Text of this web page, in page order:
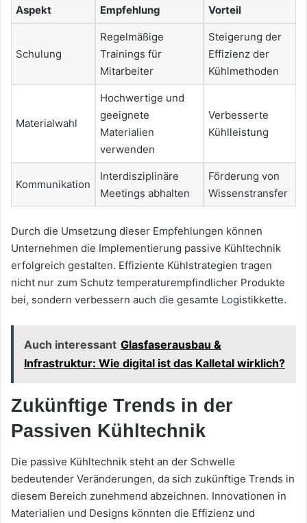
Aspekt Empfehlung Vorteil
Schulung
Regelmäßige
Trainings für
Mitarbeiter
Steigerung der
Effizienz der
Kühlmethoden
Materialwahl
Hochwertige und
geeignete
Materialien
verwenden
Verbesserte
Kühlleistung
Kommunikation
Interdisziplinäre
Meetings abhalten
Förderung von
Wissenstransfer
Durch die Umsetzung dieser Empfehlungen können
Unternehmen die Implementierung passive Kühltechnik
erfolgreich gestalten. Effiziente Kühlstrategien tragen
nicht nur zum Schutz temperaturempfindlicher Produkte
bei, sondern verbessern auch die gesamte Logistikkette.
Auch interessant Glasfaserausbau &
Infrastruktur: Wie digital ist das Kalletal wirklich?
Zukünftige Trends in der
Passiven Kühltechnik
Die passive Kühltechnik steht an der Schwelle
bedeutender Veränderungen, da sich zukünftige Trends in
diesem Bereich zunehmend abzeichnen. Innovationen in
Materialien und Designs könnten die Effizienz und